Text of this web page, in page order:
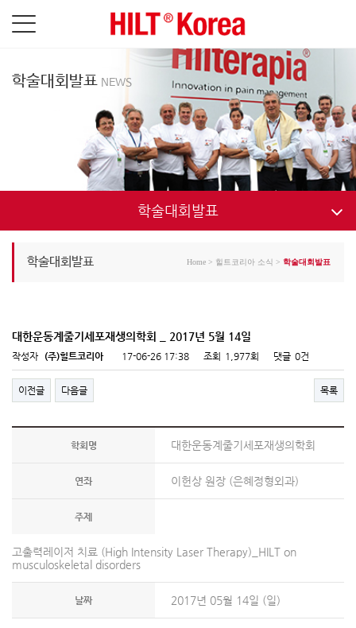
학술대회발표 NEWS
학술대회발표
학술대회발표 Home > 힐트코리아 소식 > 학술대회발표
대한운동계줄기세포재생의학회 _ 2017년 5월 14일
작성자 (주)힐트코리아 17-06-26 17:38 조회 1,977회 댓글 0건
이전글 다음글 목록
학회명 대한운동계줄기세포재생의학회
연좌 이헌상 원장 (은혜정형외과)
주제
고출력레이저 치료 (High Intensity Laser Therapy)_HILT on
musculoskeletal disorders
날짜 2017년 05월 14일 (일)